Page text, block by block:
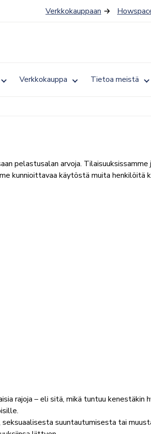
Verkkokauppaan
Toggle
submenu
Verkkokauppa Toggle
submenu
Tietoa meistä
pelastusalan arvoja.
kunnioittavaa käytöstä muita henkilöitä
rajoja – eli sitä, mikä tuntuu kenestäkin
suuntautumisesta tai